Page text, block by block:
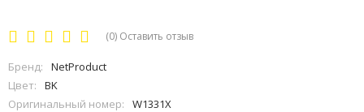
(0) Оставить отзыв
Бренд:
NetProduct
Цвет:
BK
Оригинальный номер:
W1331X